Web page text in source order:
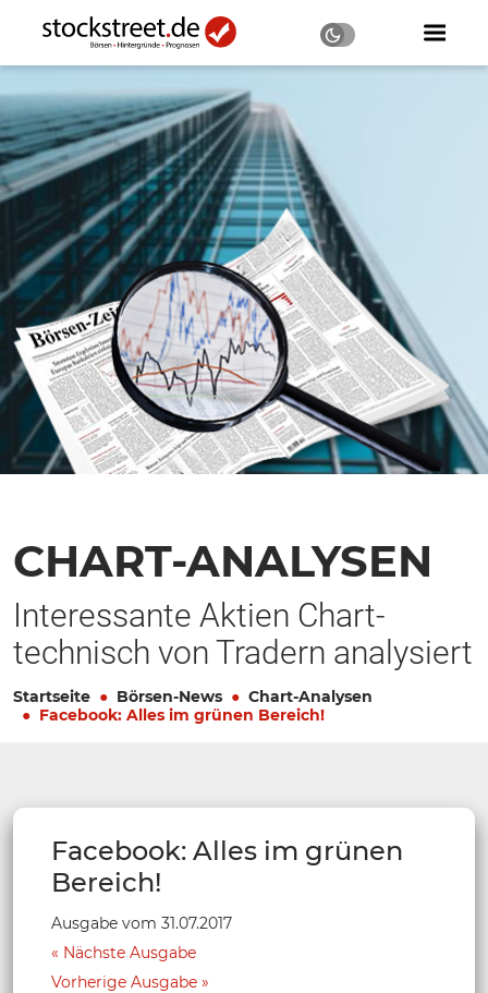
CHART-ANALYSEN
Interessante Aktien Chart-
technisch von Tradern analysiert
Startseite Börsen-News
Chart-Analysen
Facebook: Alles im grünen Bereich!
Facebook: Alles im grünen
Bereich!
Ausgabe vom 31.07.2017
Nächste Ausgabe
Vorherige Ausgabe